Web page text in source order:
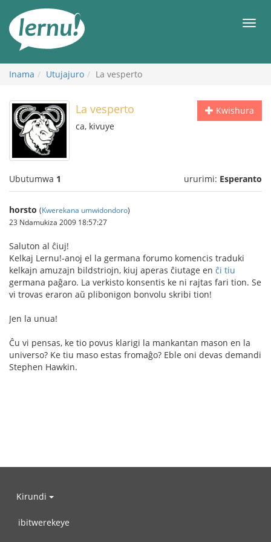
rupapuro
rw'ibirimwo
Inama Utujajuro La vesperto
Kwishura
La vesperto
ca, kivuye
Ubutumwa 1 ururimi: Esperanto
horsto (Kwerekana umwidondoro)
23 Ndamukiza 2009 18:57:27
Saluton al ĉiuj!
Kelkaj Lernu!-anoj el la germana forumo komencis traduki
kelkajn amuzajn bildstriojn, kiuj aperas ĉiutage en ĉi tiu
germana paĝaro. La verkisto konsentis ke ni rajtas fari tion. Se
vi trovas eraron aŭ plibonigon bonvolu skribi tion!
Jen la unua!
Ĉu vi pensas, ke tio povus klarigi la mankantan mason en la
universo? Ke tiu maso estas fromaĝo? Eble oni devas demandi
Stephen Hawkin.
Kirundi
ibitwerekeye